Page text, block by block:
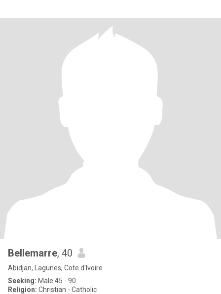
Bellemarre, 40
Abidjan, Lagunes, Cote d'Ivoire
Seeking: Male 45 - 90
Religion: Christian - Catholic